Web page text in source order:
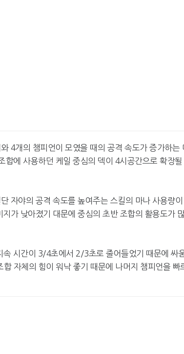
4개의 챔피언이 모였을 때의 공격 속도가 증가하는
에 사용하던 케일 중심의 덱이 4시공간으로 확장될
자야의 공격 속도를 높여주는 스킬의 마나 사용량
가 낮아졌기 대문에 중심의 초반 조합의 활용도가
시간이 3/4초에서 2/3초로 줄어들었기 때문에 싸
자체의 힘이 워낙 좋기 때문에 나머지 챔피언을 빠